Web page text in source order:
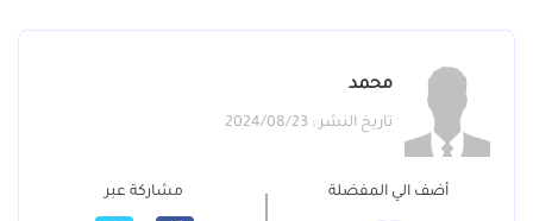
محمد
تاريخ النشر : 2024/08/23
أضف الي المفضلة مشاركة عبر